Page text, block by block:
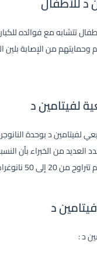
تتشابه مع فوائده
من الإصابة بلين
لفيتامين د
لفيتامين د بوحدة
العديد من الخبراء بأن
50 نانوغرام / مل.
د
د :